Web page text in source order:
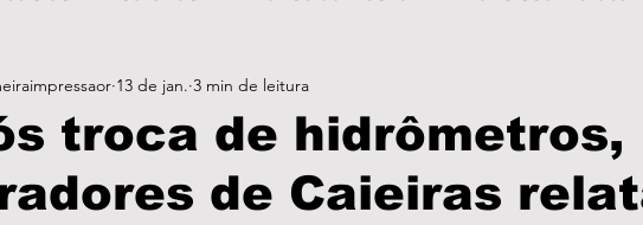
Legislativo Entretenimento
Polícia PodCast Informe Publicitário
troca de hidrômetros,
de Caieiras
13 de jan. 3 min de leitura